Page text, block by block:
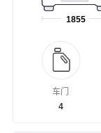
1855
车门
4